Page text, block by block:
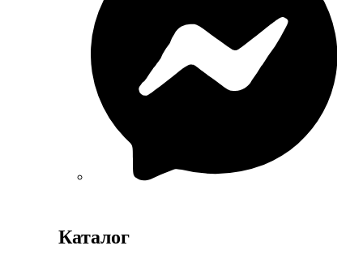
Каталог